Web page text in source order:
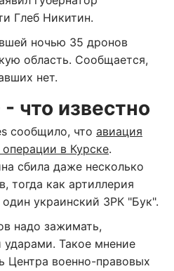
Глеб Никитин.
ночью 35 дронов
область. Сообщается,
нет.
что известно
сообщило, что авиация
в Курске.
сбила даже несколько
тогда как артиллерия
украинский ЗРК "Бук".
надо зажимать,
Такое мнение
Центра военно-правовых